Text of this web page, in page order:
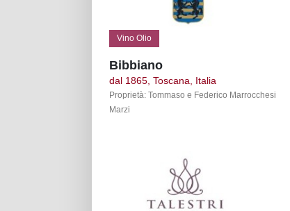
Vino Olio
Bibbiano
dal 1865, Toscana, Italia
Proprietà: Tommaso e Federico Marrocchesi
Marzi